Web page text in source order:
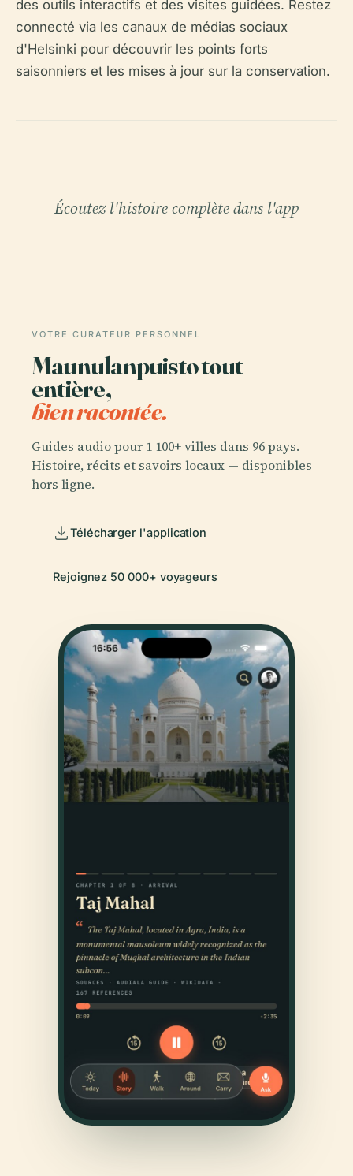
des outils interactifs et des visites guidées. Restez
connecté via les canaux de médias sociaux
d'Helsinki pour découvrir les points forts
saisonniers et les mises à jour sur la conservation.
Écoutez l'histoire complète dans l'app
VOTRE CURATEUR PERSONNEL
Maunulanpuisto tout
entière,
bien racontée.
Guides audio pour 1 100+ villes dans 96 pays.
Histoire, récits et savoirs locaux — disponibles
hors ligne.
Télécharger l'application
Rejoignez 50 000+ voyageurs